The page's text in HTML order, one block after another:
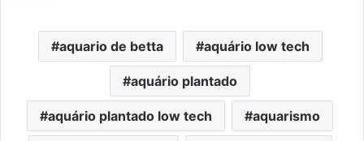
aquario de betta aquário low tech
aquário plantado
aquário plantado low tech aquarismo